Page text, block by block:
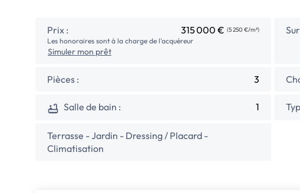
Prix : 315 000 € (5 250 €/m²)
Les honoraires sont à la charge de l'acquéreur
Simuler mon prêt
Pièces : 3
Salle de bain : 1
Terrasse - Jardin - Dressing / Placard -
Climatisation